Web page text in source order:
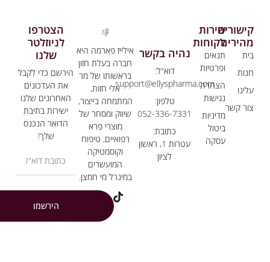
אילייז פארמה היא
חברה בעלת חזון
בראשותו של מר
אלי חזות,
המתמחה בייצור,
שיווק ומסחר של
מוצרי פרא
רפואיים, טיפוח
וקוסמטיקה
המועשרים
במינרל מי חמצן.
שירות
לקוחות
תנאים
ופרטיות
הצהרת
מדיניות
קשר
נהיה בקשר
support@ellyspharma.com
052-336-7331
כתובת:
עטרות 1, ראשון
הצטרפו
לניוזלטר
שלנו
הירשם כדי לקבל
את העדכונים
האחרונים שלנו
ישירות בתיבת
הדואר הנכנס
הירשמו